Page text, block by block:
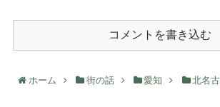
コメントを書き込む
ホーム 街の話 愛知 北名